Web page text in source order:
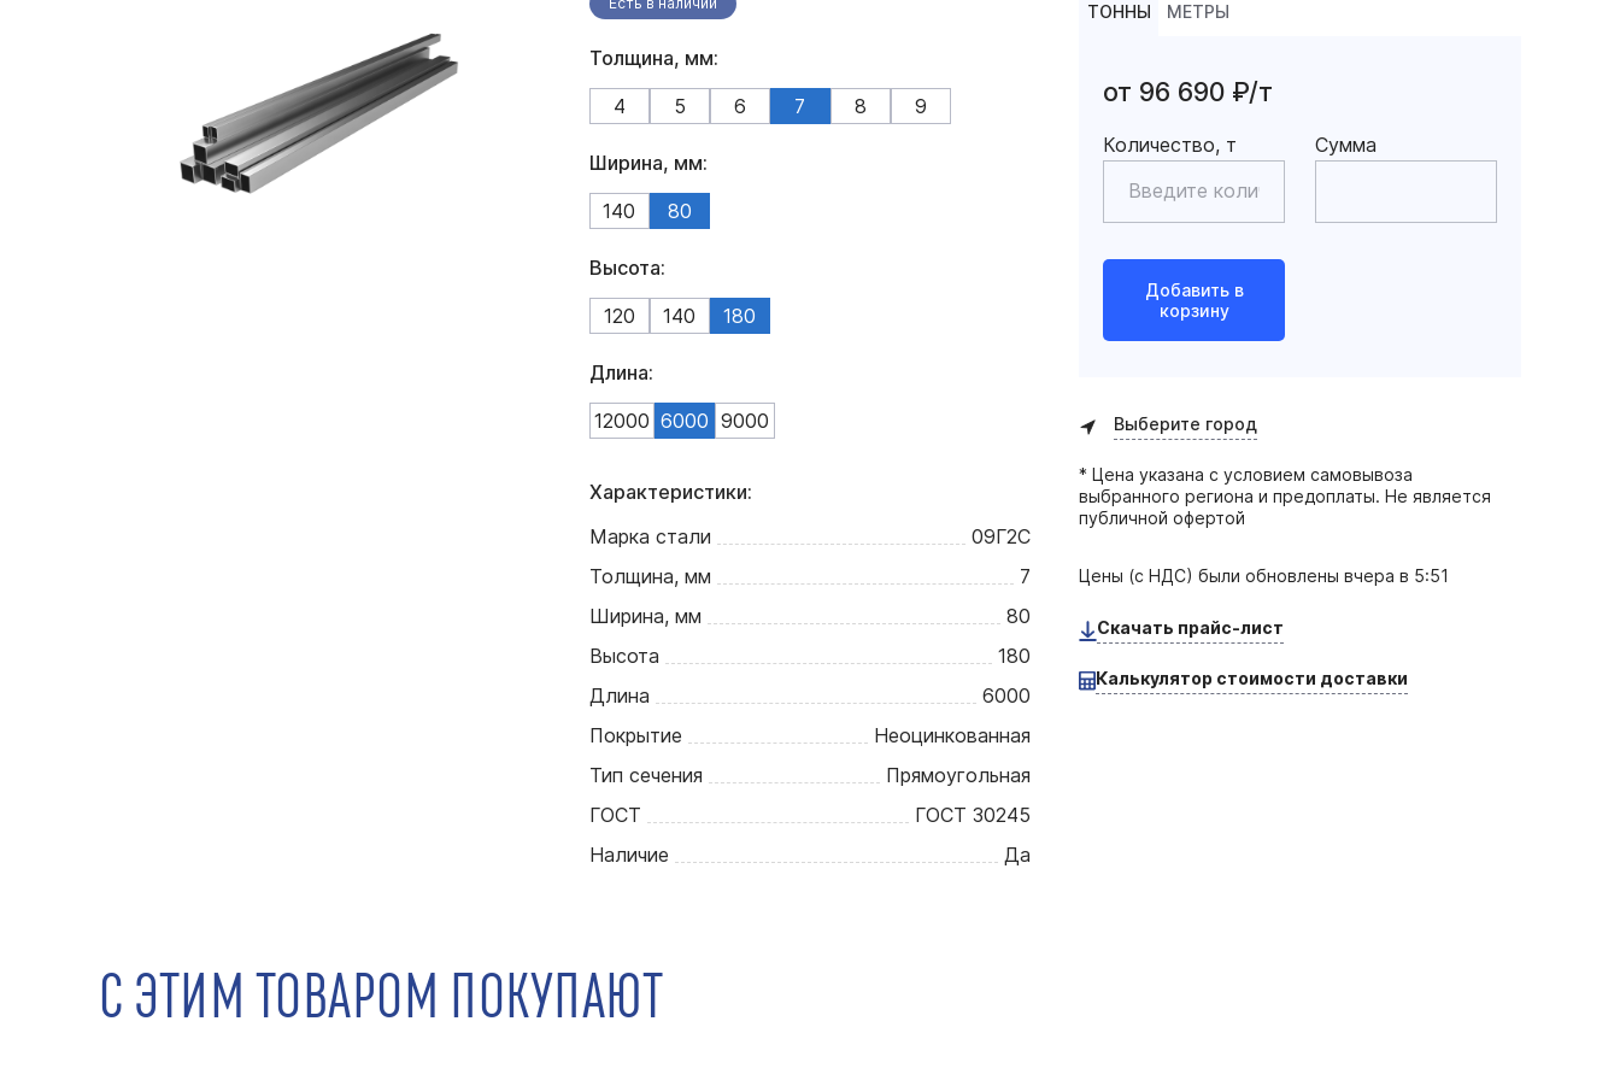
Толщина, мм:
4
5 6 7 8 9
Ширина, мм:
140
80
Высота:
120
140 180
Длина:
12000 6000 9000
Характеристики:
Марка стали
09Г2С
Толщина, мм
7
Ширина, мм
80
Высота
180
Длина
6000
Покрытие
Неоцинкованная
Тип сечения
Прямоугольная
ГОСТ
ГОСТ 30245
Наличие
Да
ТОННЫ МЕТРЫ
от 96 690 ₽/т
Количество, т Сумма
Добавить в
корзину
Выберите город
* Цена указана с условием самовывоза
выбранного региона и предоплаты. Не является
публичной офертой
Цены (с НДС) были обновленывчера в 5:51
Скачать прайс-лист
Калькулятор стоимости доставки
С ЭТИМ ТОВАРОМ ПОКУПАЮТ